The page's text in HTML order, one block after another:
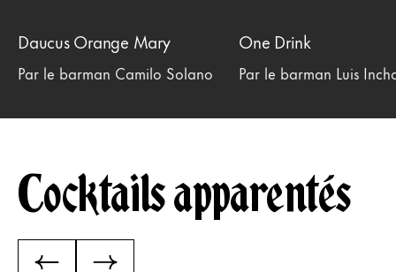
Daucus Orange Mary
Par le barman Camilo Solano
One Drink
Par le barman Luis
Cocktails apparentés